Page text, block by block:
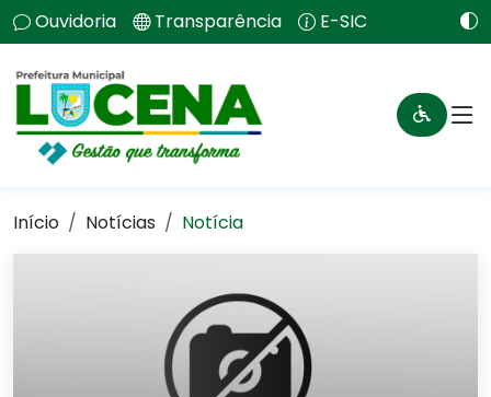
Ouvidoria Transparência E-SIC
Início Notícias Notícia